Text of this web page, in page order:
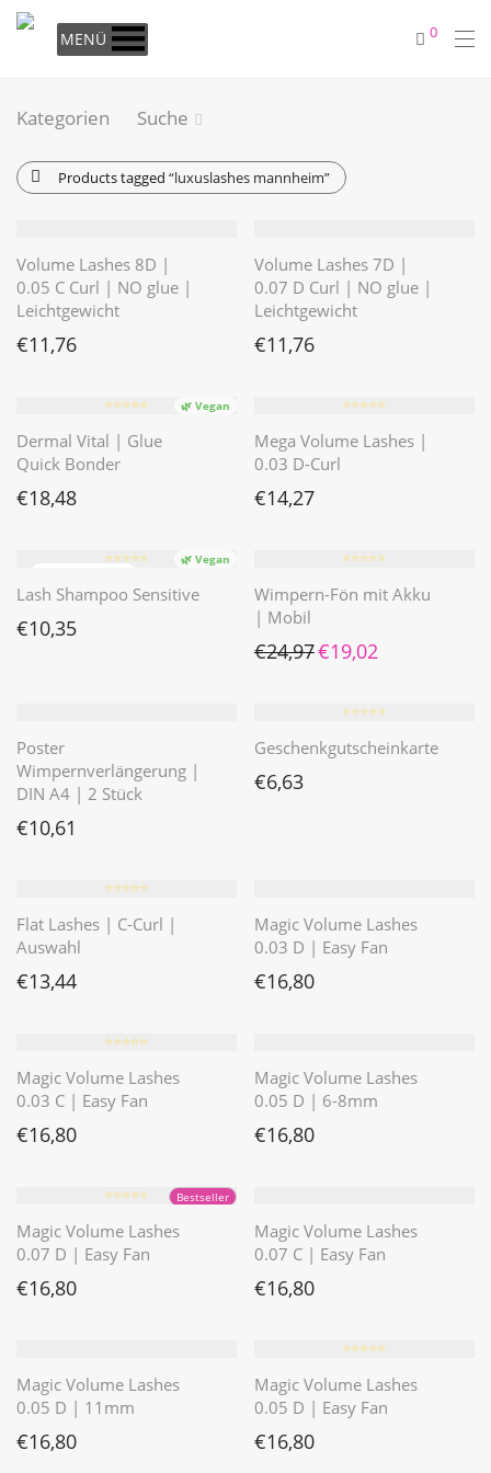
MENÜ 0
Kategorien Suche
Products tagged “luxuslashes mannheim”
Volume Lashes 8D |
0.05 C Curl | NO glue |
Leichtgewicht
€11,76
Volume Lashes 7D |
0.07 D Curl | NO glue |
Leichtgewicht
€11,76
⭐️⭐️⭐️⭐️⭐️ 🌿 Vegan
Dermal Vital | Glue
Quick Bonder
€18,48
⭐️⭐️⭐️⭐️⭐️
Mega Volume Lashes |
0.03 D-Curl
€14,27
⭐️⭐️⭐️⭐️⭐️ 🌿 Vegan
Lash Shampoo Sensitive
€10,35
⭐️⭐️⭐️⭐️⭐️
Wimpern-Fön mit Akku
| Mobil
€24,97 Ursprünglicher Preis war:
€19,02
Poster
Wimpernverlängerung |
DIN A4 | 2 Stück
€10,61
⭐️⭐️⭐️⭐️⭐️
Geschenkgutscheinkarte
€6,63
⭐️⭐️⭐️⭐️⭐️
Flat Lashes | C-Curl |
Auswahl
€13,44
Magic Volume Lashes
0.03 D | Easy Fan
€16,80
⭐️⭐️⭐️⭐️⭐️
Magic Volume Lashes
0.03 C | Easy Fan
€16,80
Magic Volume Lashes
0.05 D | 6-8mm
€16,80
Bestseller
⭐️⭐️⭐️⭐️⭐️
Magic Volume Lashes
0.07 D | Easy Fan
€16,80
Magic Volume Lashes
0.07 C | Easy Fan
€16,80
Magic Volume Lashes
0.05 D | 11mm
€16,80
⭐️⭐️⭐️⭐️⭐️
Magic Volume Lashes
0.05 D | Easy Fan
€16,80